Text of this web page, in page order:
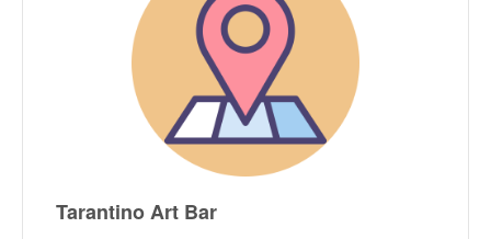
Tarantino Art Bar